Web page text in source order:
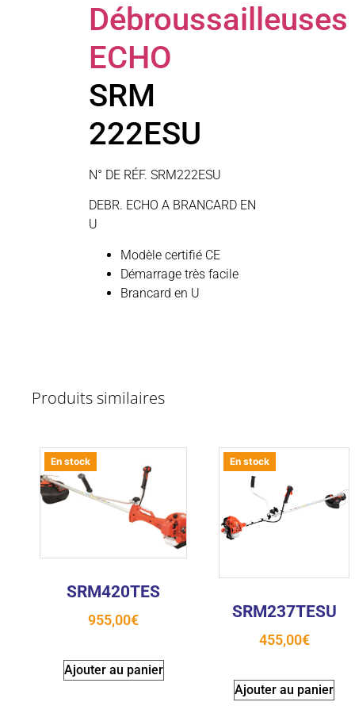
Débroussailleuses
ECHO
SRM
222ESU
N° DE RÉF. SRM222ESU
DEBR. ECHO A BRANCARD EN
U
Modèle certifié CE
Démarrage très facile
Brancard en U
Produits similaires
En stock
SRM420TES
955,00€
Ajouter au panier
En stock
SRM237TESU
455,00€
Ajouter au panier